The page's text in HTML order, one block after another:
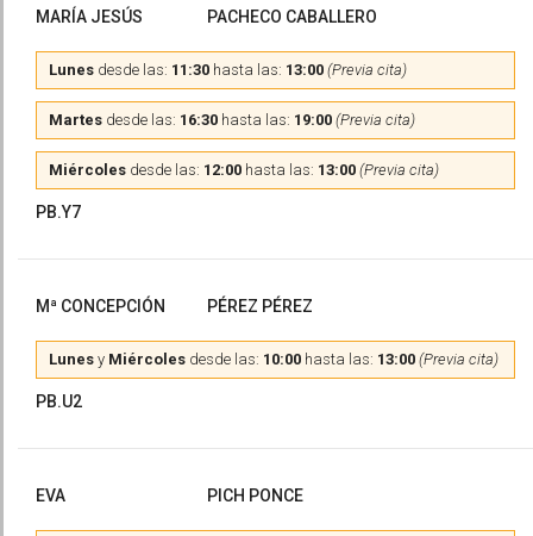
MARÍA JESÚS PACHECO CABALLERO
Lunes desde las: 11:30 hasta las: 13:00 (Previa cita)
Martes desde las: 16:30 hasta las: 19:00 (Previa cita)
Miércoles desde las: 12:00 hasta las: 13:00 (Previa cita)
PB.Y7
Mª CONCEPCIÓN PÉREZ PÉREZ
Lunes y Miércoles desde las: 10:00 hasta las: 13:00 (Previa cita)
PB.U2
EVA PICH PONCE